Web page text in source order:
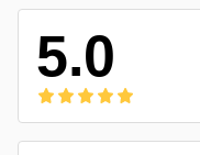
5.0